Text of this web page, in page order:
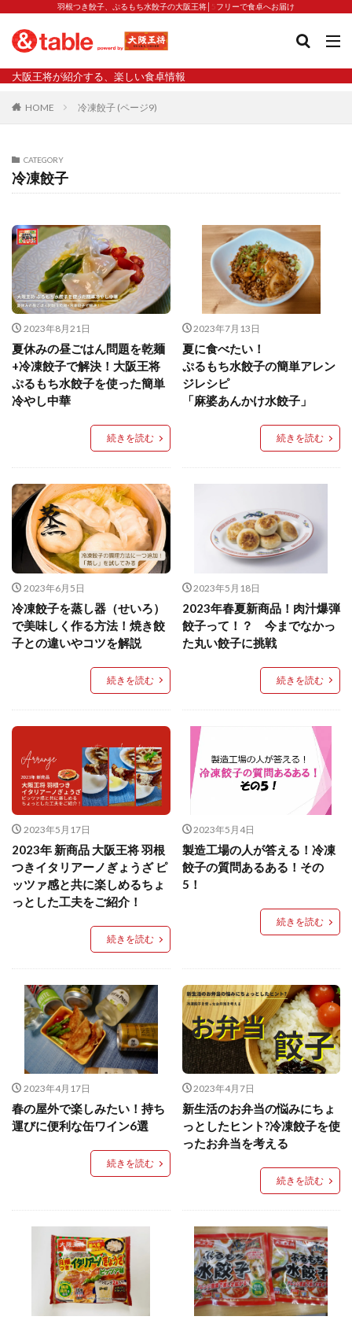
羽根つき餃子、ぷるもち水餃子の大阪王将│5フリーで食卓へお届け
大阪王将が紹介する、楽しい食卓情報
HOME 冷凍餃子 (ページ9)
CATEGORY
冷凍餃子
2023年8月21日
夏休みの昼ごはん問題を乾麺
+冷凍餃子で解決！大阪王将
ぷるもち水餃子を使った簡単
冷やし中華
続きを読む
2023年7月13日
夏に食べたい！
ぷるもち水餃子の簡単アレン
ジレシピ
「麻婆あんかけ水餃子」
続きを読む
2023年6月5日
冷凍餃子を蒸し器（せいろ）
で美味しく作る方法！焼き餃
子との違いやコツを解説
続きを読む
2023年5月18日
2023年春夏新商品！肉汁爆弾
餃子って！？ 今までなかっ
た丸い餃子に挑戦
続きを読む
2023年5月17日
2023年 新商品 大阪王将 羽根
つきイタリアーノぎょうざ ピ
ッツァ感と共に楽しめるちょ
っとした工夫をご紹介！
続きを読む
2023年5月4日
製造工場の人が答える！冷凍
餃子の質問あるある！その
5！
続きを読む
2023年4月17日
春の屋外で楽しみたい！持ち
運びに便利な缶ワイン6選
続きを読む
2023年4月7日
新生活のお弁当の悩みにちょ
っとしたヒント?冷凍餃子を使
ったお弁当を考える
続きを読む
タグ
2023新商品 炒飯の素
減塩
渡韓 渡韓ごっこ 炒飯
焼きそば
焼売と飲みたい
白くなる
小籠包
宇都宮
宮崎辛麺 宮崎餃子
小籠包と飲みたい
昇華
居酒屋 弁当 担々麺
揚げ餃子
新商品
旨辛 生産者 硬くなる
外食事業
食の安全
鉄ラー油
鍋スープ
餃子と食べたい
餃子と飲みたい 魚醬
麺
麻婆豆腐
麻辣湯 通販 質問
肉汁爆弾餃子
羽根つき スタミナ肉餃子
羽根つきタン塩餃子
肉ニラ水餃子
謹製 羽根つき なにわのお好み餃子
夏
5フリー
お酒
おうちde街中華コミュニティ
おうちごはん
おでん
お取り寄せ
お好み焼き
キッチンSCM
クリスピーひとくち餃子
クリスマス
スープ
せいろ
エビチリ イベント
たれ
Strategic Cooking Management
ESG
Global menu
Instagram SNS
X
アレンジ
アレンジレシピ
セカンド冷凍庫
たれつき肉焼売
国産
冷凍食品ジャーナリスト山本純子の『冷凍食品のはなし』
冷凍から揚げ
冷凍ラーメン
冷凍弁当
冷凍焼売
冷凍食品
冷凍食品ライフハック
万博
冷凍餃子
冷凍麺
低糖質 ワンプレート
チャミスル
なにわ パーティー
ファミリーマート
ぷるもち水餃子
マンドゥ
メスティン
ラーメン
ラーメンJourney
レシピ 만두
検索